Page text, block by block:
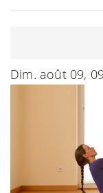
Dim. août 09,